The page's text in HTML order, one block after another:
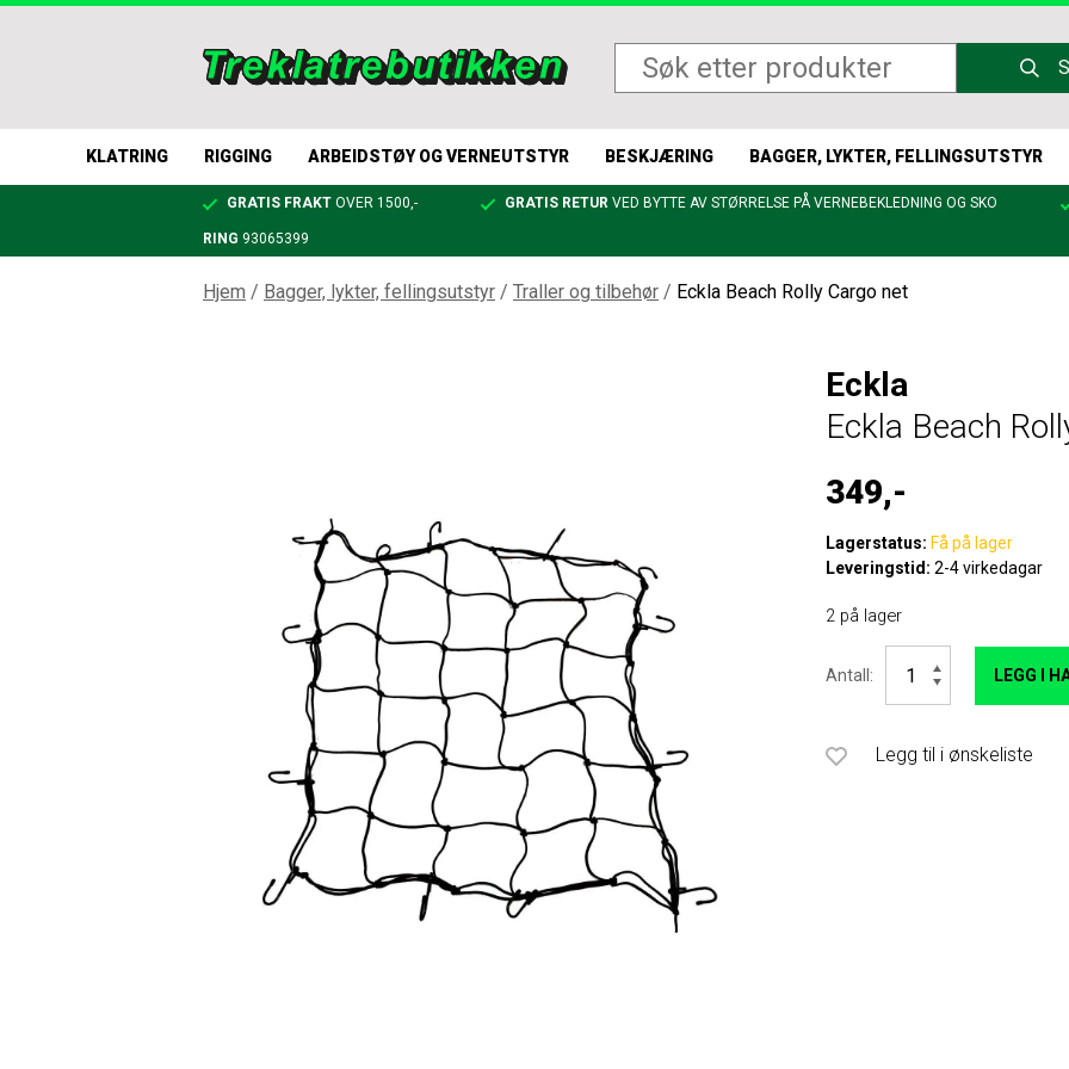
KLATRING RIGGING ARBEIDSTØY OG VERNEUTSTYR BESKJÆRING BAGGER, LYKTER, FELLINGSUTSTYR
GRATIS FRAKT OVER 1500,- GRATIS RETUR VED BYTTE AV STØRRELSE PÅ VERNEBEKLEDNING OG SKO
RING 93065399
Hjem / Bagger, lykter, fellingsutstyr / Traller og tilbehør / Eckla Beach Rolly Cargo net
Eckla
Eckla Beach
349,-
Lagerstatus: Få på lager
Leveringstid:2-4 virkedagar
2 på lager
Antall:
Beach
Rolly
net
LEGG I
Legg til i ønskeliste